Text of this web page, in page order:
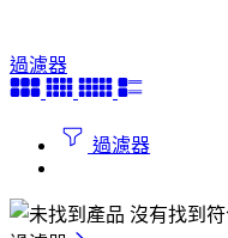
過濾器
過濾器
沒有找到